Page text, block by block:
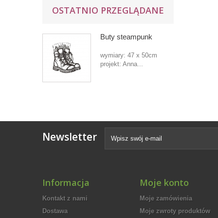
OSTATNIO PRZEGLĄDANE
Buty steampunk
wymiary: 47 x 50cm
projekt: Anna...
Newsletter
Informacja
Kontakt z nami
Dostawa
Moje konto
Moje zamówienia
Moje zwroty produktów